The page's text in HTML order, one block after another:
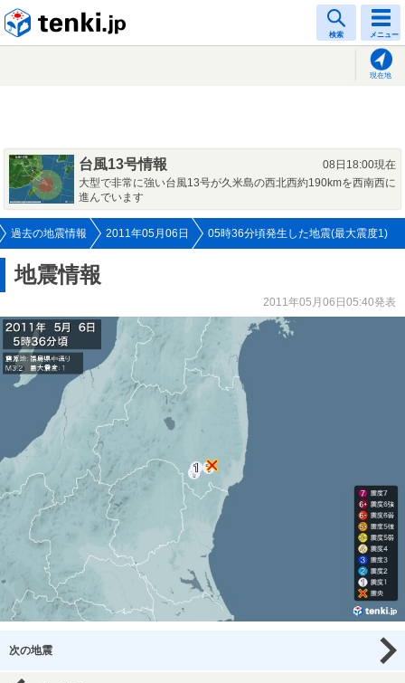
検索 メニュー
現在地
台風13号情報
08日18:00現在
大型で非常に強い台風13号が久米島の西北西約190kmを西南西に
進んでいます
過去の地震情報 2011年05月06日 05時36分頃発生した地震(最大震度1)
地震情報
2011年05月06日05:40発表
次の地震